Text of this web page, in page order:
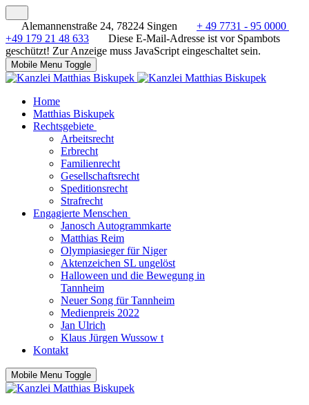
Alemannenstraße 24, 78224 Singen
+ 49 7731 - 95 0000
+49 179 21 48 633
Diese E-Mail-Adresse ist vor Spambots
geschützt! Zur Anzeige muss JavaScript eingeschaltet sein.
Mobile Menu Toggle
Home
Matthias Biskupek
Rechtsgebiete
Arbeitsrecht
Erbrecht
Familienrecht
Gesellschaftsrecht
Speditionsrecht
Strafrecht
Engagierte Menschen
Janosch Autogrammkarte
Matthias Reim
Olympiasieger für Niger
Aktenzeichen SL ungelöst
Halloween und die Bewegung in
Tannheim
Neuer Song für Tannheim
Medienpreis 2022
Jan Ulrich
Klaus Jürgen Wussow t
Kontakt
Mobile Menu Toggle